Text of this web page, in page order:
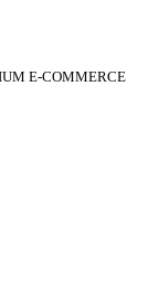
E-COMMERCE